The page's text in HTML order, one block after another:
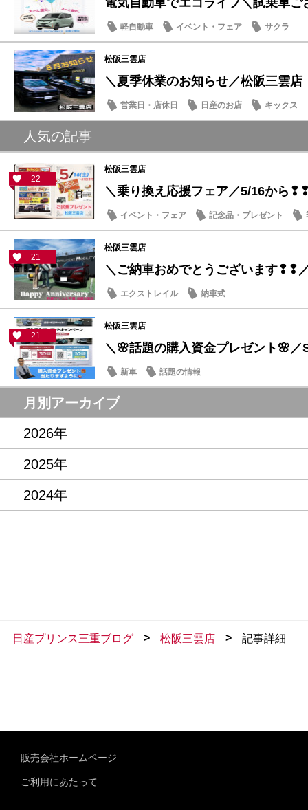
軽自動車 イベント・フェア サクラ
松阪三雲店
＼夏季休業のお知らせ／松阪三雲店
営業日・店休日 日産のお店 キックス
人気の記事
22
松阪三雲店
＼乗り換え応援フェア／5/16から
イベント・フェア 記念品・プレゼント
21
松阪三雲店
＼ご納車おめでとうございます❢❢
エクストレイル 納車式
21
松阪三雲店
＼🌸話題の購入資金プレゼント🌸／
新車 話題の情報
月別アーカイブ
2026年
2025年
2024年
日産プリンス三重ブログ > 松阪三雲店 > 記事詳細
販売会社ホームページ
ご利用にあたって